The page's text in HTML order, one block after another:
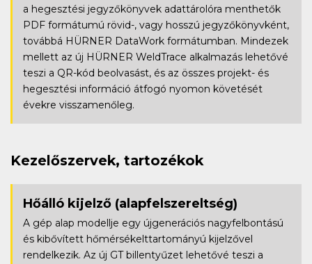
a hegesztési jegyzőkönyvek adattárolóra menthetők
PDF formátumú rövid-, vagy hosszú jegyzőkönyvként,
továbbá HÜRNER DataWork formátumban. Mindezek
mellett az új HÜRNER WeldTrace alkalmazás lehetővé
teszi a QR-kód beolvasást, és az összes projekt- és
hegesztési információ átfogó nyomon követését
évekre visszamenőleg.
Kezelőszervek, tartozékok
Hőálló kijelző (alapfelszereltség)
A gép alap modellje egy újgenerációs nagyfelbontású
és kibővített hőmérsékelttartományú kijelzővel
rendelkezik. Az új GT billentyűzet lehetővé teszi a